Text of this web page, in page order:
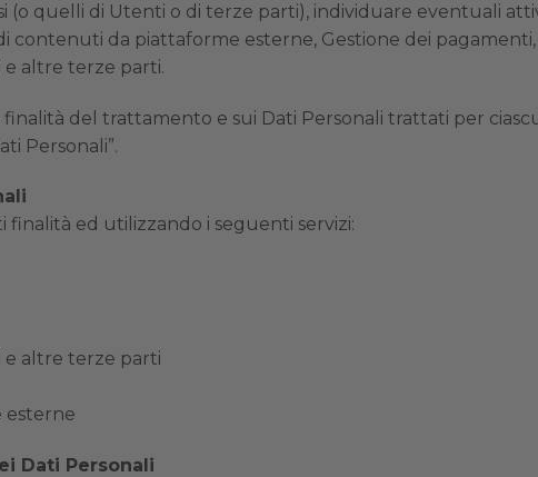
(o quelli di Utenti o di terze parti), individuare eventuali
contenuti da piattaforme esterne, Gestione dei
altre terze parti.
del trattamento e sui Dati Personali trattati per
Personali”.
finalità ed utilizzando i seguenti servizi:
e altre terze parti
esterne
Dati Personali